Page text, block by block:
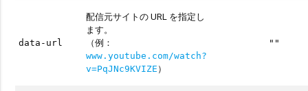
data-url
配信元サイトの URL を指定し
ます。
（例：
www.youtube.com/watch?
v=PqJNc9KVIZE ）
""